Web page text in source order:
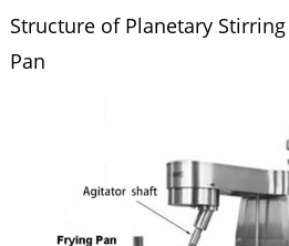
Structure of Planetary
Pan